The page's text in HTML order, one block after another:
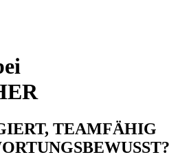
TEAMFÄHIG